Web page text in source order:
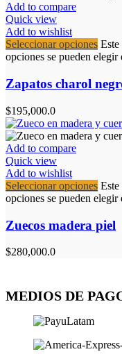
Add to compare
Quick view
Add to wishlist
Seleccionar opciones
opciones se pueden
Zapatos charol
$195,000.0
Add to compare
Quick view
Add to wishlist
Seleccionar opciones
opciones se pueden
Zuecos madera piel
$280,000.0
MEDIOS DE